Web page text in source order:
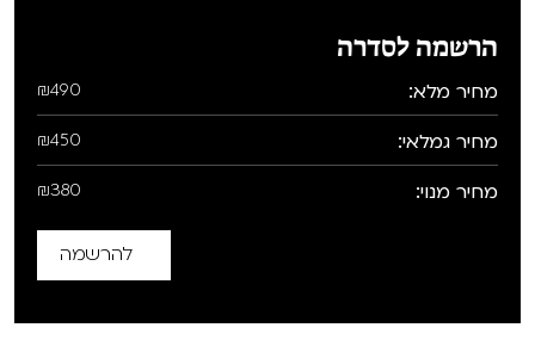
הרשמה לסדרה
מחיר מלא: ₪490
מחיר גמלאי: ₪450
מחיר מנוי: ₪380
להרשמה